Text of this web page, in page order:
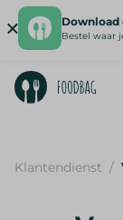
Download
Bestel waar
Klantendienst /